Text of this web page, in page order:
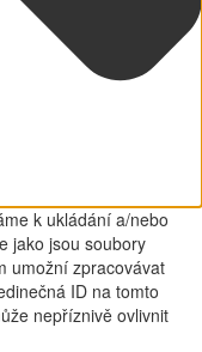
k ukládání a/nebo
jako jsou soubory
umožní zpracovávat
ID na tomto
nepříznivě ovlivnit